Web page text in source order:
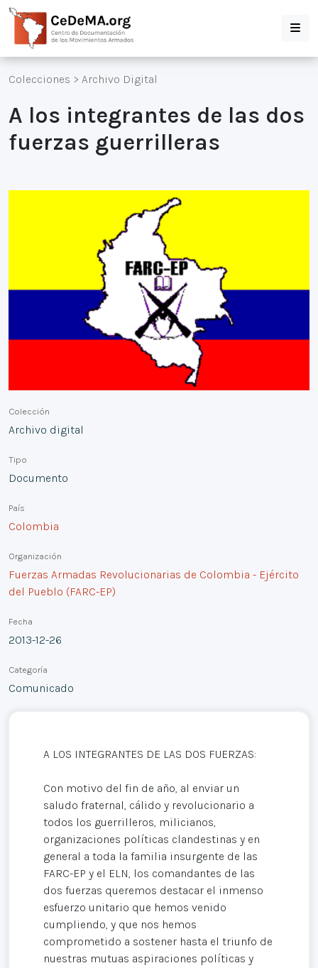
Colecciones > Archivo Digital
A los integrantes de las dos
fuerzas guerrilleras
Colección
Archivo digital
Tipo
Documento
País
Colombia
Organización
Fuerzas Armadas Revolucionarias de Colombia - Ejército
del Pueblo (FARC-EP)
Fecha
2013-12-26
Categoría
Comunicado
A LOS INTEGRANTES DE LAS DOS FUERZAS:
Con motivo del fin de año, al enviar un
saludo fraternal, cálido y revolucionario a
todos los guerrilleros, milicianos,
organizaciones políticas clandestinas y en
general a toda la familia insurgente de las
FARC-EP y el ELN, los comandantes de las
dos fuerzas queremos destacar el inmenso
esfuerzo unitario que hemos venido
cumpliendo, y que nos hemos
comprometido a sostener hasta el triunfo de
nuestras mutuas aspiraciones políticas y